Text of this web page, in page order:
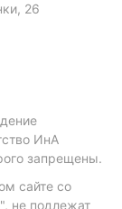
26
ИнА
запрещены.
сайте со
не подлежат